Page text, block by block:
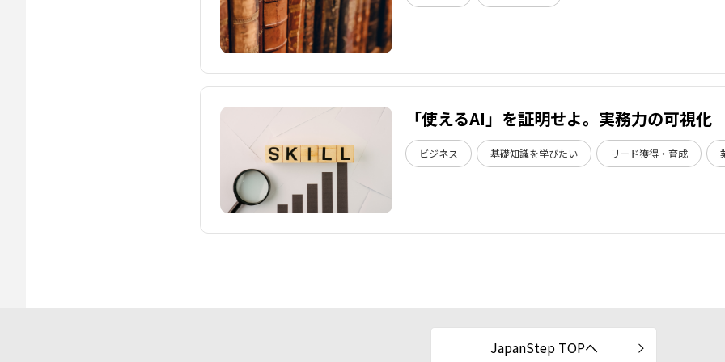
「使えるAI」を証明せよ。実務力の可視化
ビジネス 基礎知識を学びたい リード獲得・育成
JapanStep TOPへ